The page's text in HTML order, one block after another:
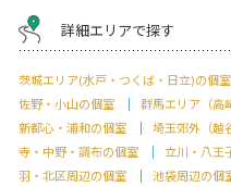
詳細エリアで探す
茨城エリア(水戸・つくば・日立)の個室
佐野・小山の個室
群馬エリア（高
新都心・浦和の個室
埼玉郊外（越
寺・中野・調布の個室
立川・八王
羽・北区周辺の個室
池袋周辺の個